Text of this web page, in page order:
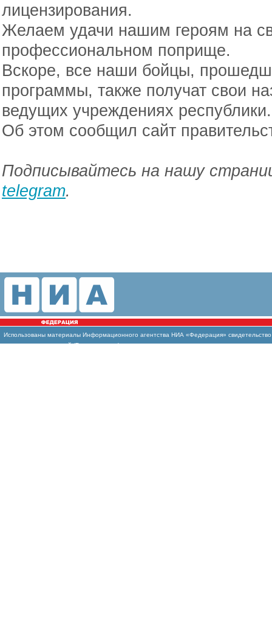
лицензирования.
Желаем удачи нашим героям на
профессиональном поприще.
Вскоре, все наши бойцы,
программы, также получат свои
ведущих учреждениях республики.
Об этом сообщил сайт
Подписывайтесь на нашу
telegram.
Использованы материалы Информационного агентства НИА «Федерация»
массовых коммуникаций (Роскомнадзор)